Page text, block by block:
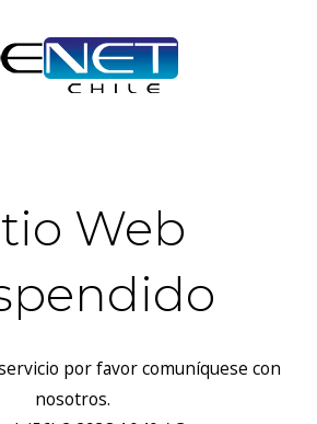
Web
por favor comuníquese con
nosotros.